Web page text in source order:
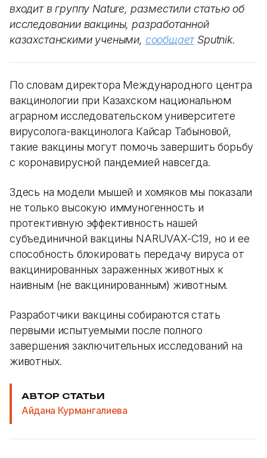
входит в группу Nature, разместили статью об
исследовании вакцины, разработанной
казахстанскими учеными, сообщаетSputnik.
По словам директора Международного центра
вакцинологии при Казахском национальном
аграрном исследовательском университете
вирусолога-вакцинолога Кайсар Табыновой,
такие вакцины могут помочь завершить борьбу
с коронавирусной пандемией навсегда.
Здесь на модели мышей и хомяков мы показали
не только высокую иммуногенность и
протективную эффективность нашей
субъединичной вакцины NARUVAX-C19, но и ее
способность блокировать передачу вируса от
вакцинированных зараженных животных к
наивным (не вакцинированным) животным.
Разработчики вакцины собираются стать
первыми испытуемыми после полного
завершения заключительных исследований на
животных.
АВТОР СТАТЬИ
Айдана Курмангалиева